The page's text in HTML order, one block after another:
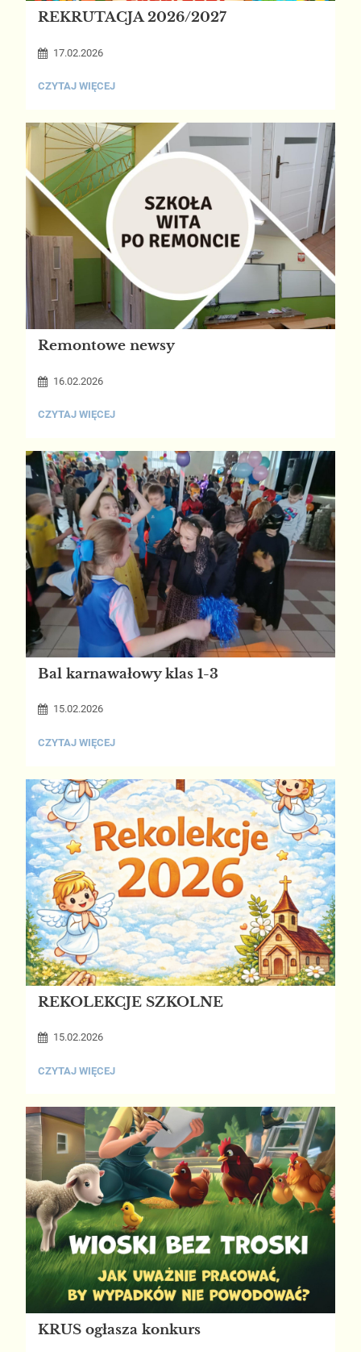
REKRUTACJA 2026/2027
17.02.2026
REKRUTACJA
CZYTAJ WIĘCEJ
Remontowe newsy
16.02.2026
REMONTOWE
CZYTAJ WIĘCEJ
Bal karnawałowy klas 1-3
15.02.2026
BAL
1-
3:
CZYTAJ WIĘCEJ
REKOLEKCJE SZKOLNE
15.02.2026
REKOLEKCJE
CZYTAJ WIĘCEJ
KRUS ogłasza konkurs